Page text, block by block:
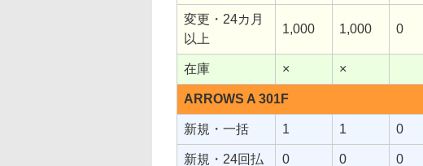
変更・24カ月
以上
1,000 1,000 0
在庫 × ×
ARROWS A 301F
新規・一括 1 1 0
新規・24回払 0 0 0